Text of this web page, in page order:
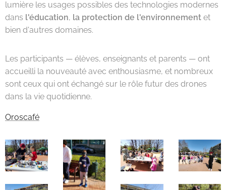
lumière les usages possibles des technologies modernes
dans l'éducation, la protection de l'environnement et
bien d'autres domaines.
Les participants — élèves, enseignants et parents — ont
accueilli la nouveauté avec enthousiasme, et nombreux
sont ceux qui ont échangé sur le rôle futur des drones
dans la vie quotidienne.
Oroscafé